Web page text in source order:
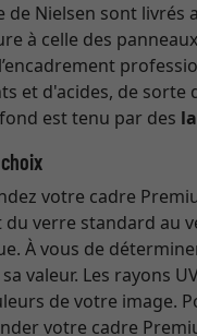
de Nielsen sont livrés
à celle des
et d'acides, de
est tenu par des
votre cadre
verre standard au
À vous de
valeur. Les rayons
de votre image.
votre cadre